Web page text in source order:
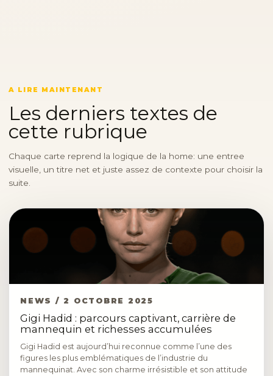
A LIRE MAINTENANT
Les derniers textes de
cette rubrique
Chaque carte reprend la logique de la home: une entree
visuelle, un titre net et juste assez de contexte pour choisir la
suite.
NEWS / 2 OCTOBRE 2025
Gigi Hadid : parcours captivant, carrière de
mannequin et richesses accumulées
Gigi Hadid est aujourd’hui reconnue comme l’une des
figures les plus emblématiques de l’industrie du
mannequinat. Avec son charme irrésistible et son attitude